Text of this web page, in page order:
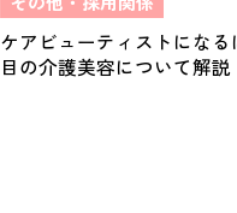
ケアビューティストにな
目の介護美容について解説